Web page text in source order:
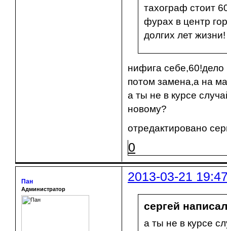
тахограф стоит
фурах в центр
долгих лет жизни!
нифига себе,60!дело
потом замена,а на
а ты не в курсе
новому?
отредактировано
0
2013-03-21
Пан
Администратор
сергей
а ты не в курсе